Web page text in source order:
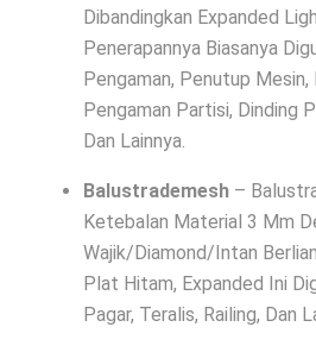
Dibandingkan Expanded
Penerapannya Biasanya
Pengaman, Penutup
Pengaman Partisi, Dinding
Dan Lainnya.
Balustrademesh –
Ketebalan Material 3 Mm
Wajik/Diamond/Intan
Plat Hitam, Expanded Ini
Pagar, Teralis, Railing, Dan